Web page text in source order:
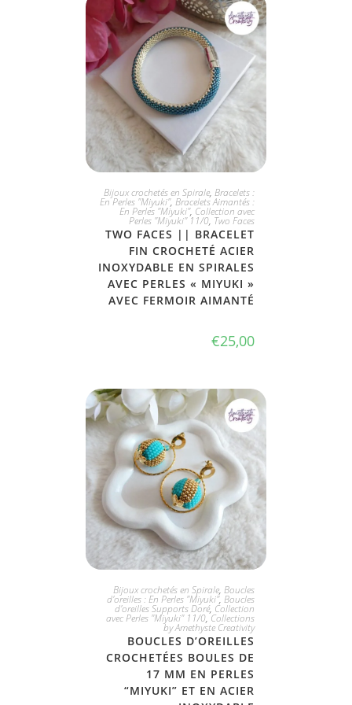
JE L'ADOPTE
Bijoux crochetés en Spirale, Bracelets :
En Perles "Miyuki", Bracelets Aimantés :
En Perles "Miyuki", Collection avec
Perles "Miyuki" 11/0, Two Faces
TWO FACES || BRACELET
FIN CROCHETÉ ACIER
INOXYDABLE EN SPIRALES
AVEC PERLES « MIYUKI »
AVEC FERMOIR AIMANTÉ
€25,00
JE L'ADOPTE
Bijoux crochetés en Spirale, Boucles
d'oreilles : En Perles "Miyuki", Boucles
d'oreilles Supports Doré, Collection
avec Perles "Miyuki" 11/0,Collections
by Amethyste Creativity
BOUCLES D’OREILLES
CROCHETÉES BOULES DE
17 MM EN PERLES
“MIYUKI” ET EN ACIER